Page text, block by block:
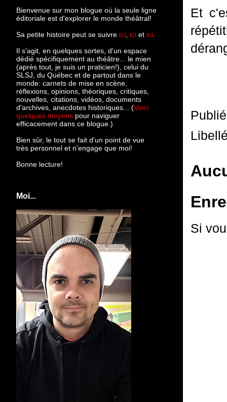
Et
Si
Bienvenue sur mon blogue où la seule ligne
éditoriale est d'explorer le monde théâtral!
Sa petite histoire peut se suivre ici ici et ici
Il s'agit, en quelques sortes, d'un espace
dédié spécifiquement au théâtre... le mien
(après tout, je suis un praticien!), celui du
SLSJ, du Québec et de partout dans le
monde: carnets de mise en scène,
réflexions, opinions, théoriques, critiques,
nouvelles, citations, vidéos, documents
d'archives, anecdotes historiques... (Voici
quelques moyens pour naviguer
efficacement dans ce blogue.)
Bien sûr, le tout se fait d'un point de vue
très personnel et n'engage que moi!
Bonne lecture!
Moi...